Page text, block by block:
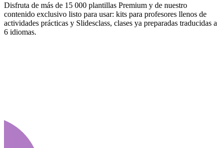
Disfruta de más de 15 000 plantillas Premium y de nuestro
contenido exclusivo listo para usar: kits para profesores llenos de
actividades prácticas y Slidesclass, clases ya preparadas traducidas a
6 idiomas.